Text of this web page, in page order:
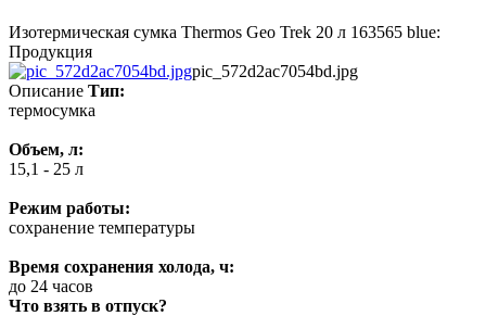
Изотермическая сумка Thermos Geo Trek 20 л 163565 blue:
Продукция
pic_572d2ac7054bd.jpg
Описание Тип:
термосумка
Объем, л:
15,1 - 25 л
Режим работы:
сохранение температуры
Время сохранения холода, ч:
до 24 часов
Что взять в отпуск?